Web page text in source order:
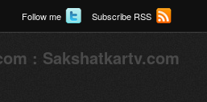
Follow me Subscribe RSS
: Sakshatkartv.com